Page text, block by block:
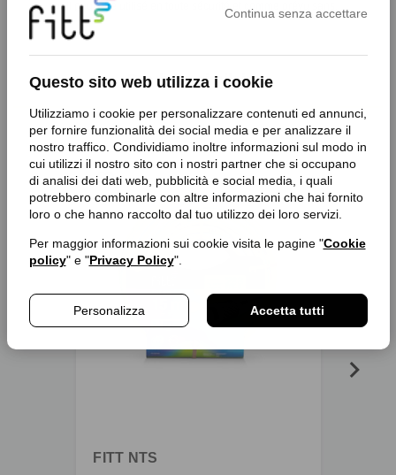
Continua senza accettare
Questo sito web utilizza i cookie
Utilizziamo i cookie per personalizzare contenuti ed annunci,
per fornire funzionalità dei social media e per analizzare il
nostro traffico. Condividiamo inoltre informazioni sul modo in
cui utilizzi il nostro sito con i nostri partner che si occupano
di analisi dei dati web, pubblicità e social media, i quali
potrebbero combinarle con altre informazioni che hai fornito
loro o che hanno raccolto dal tuo utilizzo dei loro servizi.
Per maggior informazioni sui cookie visita le pagine "Cookie
policy" e "Privacy Policy".
Personalizza Accetta tutti
car il peut être utilisé en toute sécurité et comme prévu sans.
Produits similaires
favorite_border
FITT NTS